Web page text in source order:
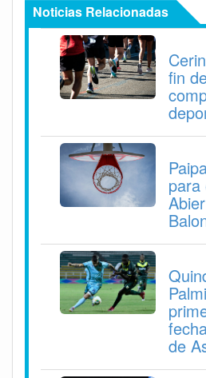
Noticias Relacionadas
fin
para
de